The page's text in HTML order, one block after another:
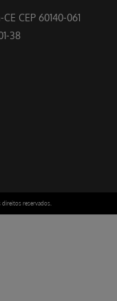
CEP 60140-061
38
reservados.